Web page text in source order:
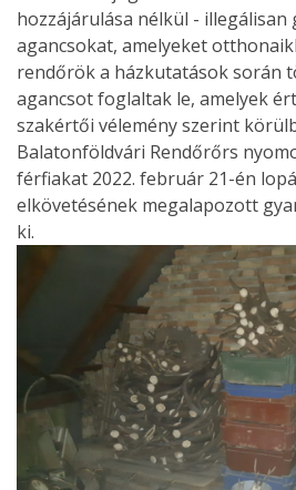
hozzájárulása nélkül -
agancsokat, amelyeket
rendőrök a házkutatások során
agancsot foglaltak le, amelyek
szakértői vélemény szerint
Balatonföldvári Rendőrőrs
férfiakat 2022. február 21-én
elkövetésének megalapozott
ki.